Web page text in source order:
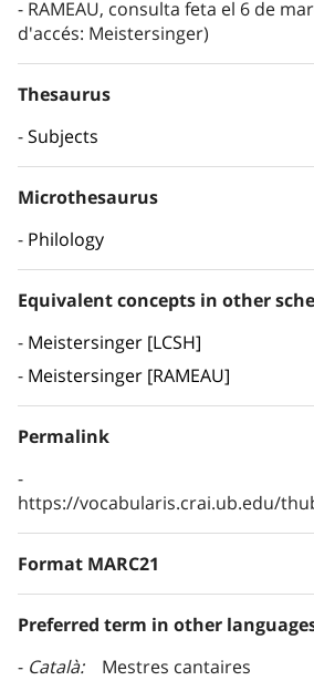
RAMEAU, consulta feta el 6 de
d'accés: Meistersinger)
Thesaurus
Subjects
Microthesaurus
Philology
Equivalent concepts in other
Meistersinger [LCSH]
Meistersinger [RAMEAU]
Permalink
https://vocabularis.crai.ub.edu/
Format MARC21
Preferred term in other
Català
Mestres cantaires